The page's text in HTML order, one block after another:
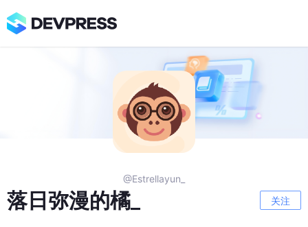
@Estrellayun_
落日弥漫的橘_ 关注